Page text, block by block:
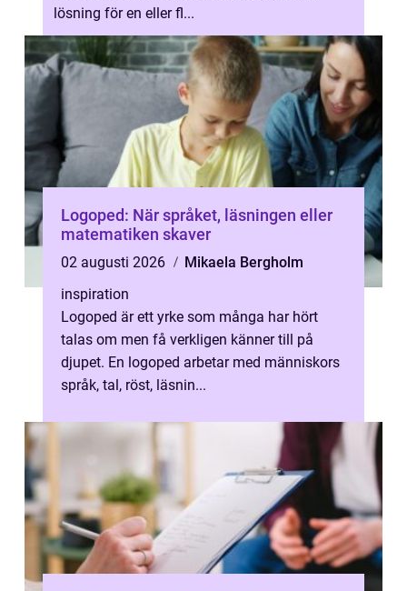
lösning för en eller fl...
Logoped: När språket, läsningen eller
matematiken skaver
02 augusti 2026
Mikaela Bergholm
inspiration
Logoped är ett yrke som många har hört
talas om men få verkligen känner till på
djupet. En logoped arbetar med människors
språk, tal, röst, läsnin...